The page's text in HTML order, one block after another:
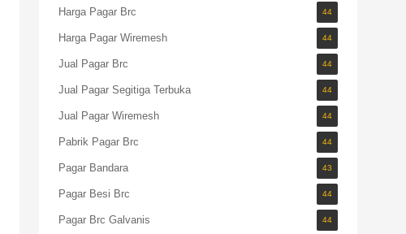
Harga Pagar Brc 44
Harga Pagar Wiremesh 44
Jual Pagar Brc 44
Jual Pagar Segitiga Terbuka 44
Jual Pagar Wiremesh 44
Pabrik Pagar Brc 44
Pagar Bandara 43
Pagar Besi Brc 44
Pagar Brc Galvanis 44